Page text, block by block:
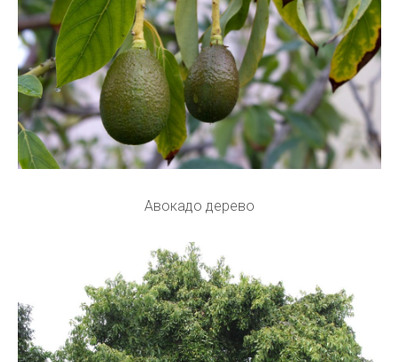
Авокадо дерево